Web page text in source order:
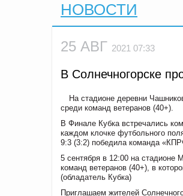
НОВОСТИ
25 АВГ 2021 07:33
В Солнечногорске
На стадионе деревни
среди команд ветеранов (40+).
В Финале Кубка встречались
каждом клочке футбольного
9:3 (3:2) победила команда
5 сентября в 12:00 на
команд ветеранов (40+), в
(обладатель Кубка)
Приглашаем жителей